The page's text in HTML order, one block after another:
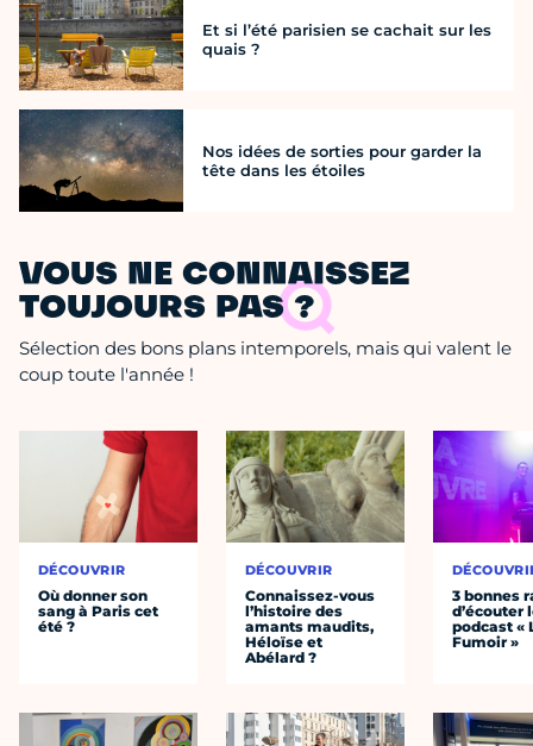
Et si l’été parisien se cachait sur les
quais ?
Nos idées de sorties pour garder la
tête dans les étoiles
VOUS NE CONNAISSEZ
TOUJOURS PAS ?
Sélection des bons plans intemporels, mais qui valent le
coup toute l'année !
DÉCOUVRIR
Où donner son
sang à Paris cet
été ?
DÉCOUVRIR
Connaissez-vous
l’histoire des
amants maudits,
Héloïse et
Abélard ?
3 bonnes
d’écouter
podcast «
Fumoir »